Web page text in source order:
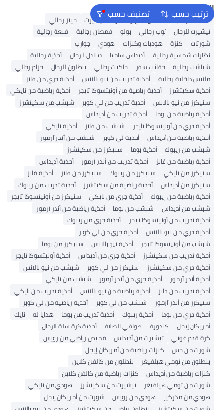
ترتيب حسب تصنيف حسب البحث الشائع
محفظة رجالية ملابس الحج والعمرة تيشيرت
جينز رجالي
تيشيرت للرجال
ثوب رجالي بولو قمصان رجالية
قبعة رجالية
شورتات
كنزة هوديات وكنزات هودي
جوارب
نظارات شمسية رجالية
أديداس سامبا صنادل للرجال
أحذية رجالية
شباشب رجالية
حقائب سفر جاكيت رجالي بنطلون للرجال
حزام رجالي
ملابس داخلية رجالية
أحذية تدريب من نيو بالانس
أحذية جري من فانز
أحذية سكيتشرز
أحذية رياضية من أونيتسوكا تايجر
أحذية رياضية من نايكي
سنيكرز من نيو بالانس
أحذية تدريب من لي كوبر
شبشب من سكيتشرز
أحذية رياضية من بوما
أحذية تدريب من أديداس
أحذية جري من أونيتسوكا تايجر
شبشب من فانز
أحذية نايكي
أحذية رياضية من أديداس
أحذية لي كوبر
شبشب من أندر آرمور
شبشب من ريبوك
أحذية بوما
سنيكرز من سكيتشرز
أحذية رياضية من فانز
أحذية تدريب من أندر آرمور
أحذية أديداس
سنيكرز من نايكي
سنيكرز من ريبوك سنيكرز من فانز
أحذية فانز
سنيكرز من أديداس
أحذية رياضية من سكيتشرز
أحذية تدريب من ريبوك
أحذية رياضية من ريبوك
أحذية جري من نايكي
سنيكرز من أونيتسوكا تايجر
شبشب من أديداس
شبشب من بوما
أحذية رياضية من أندر آرمور
أحذية تدريب من أونيتسوكا تايجر
أحذية جري من ريبوك
أحذية جري من نيو بالانس
أحذية جري من لي كوبر
شبشب من أونيتسوكا تايجر
أحذية نيو بالانس
سنيكرز من بوما
أحذية تدريب من سكيتشرز
أحذية جري من أديداس
أحذية أونيتسوكا تايجر
أحذية جري من سكيتشرز
سنيكرز من لي كوبر
شبشب من نيو بالانس
أحذية أندر آرمور
أحذية جري من أندر آرمور
شبشب من نايكي
أحذية تدريب من فانز
أحذية رياضية من نيو بالانس
أحذية تدريب من نايكي
سنيكرز من أندر آرمور
شبشب من لي كوبر
أحذية رياضية من لي كوبر
أحذية جري من بوما
أحذية ريبوك أحذية تدريب من بوما هدايا له
نايك
أمريكان إيجل
كندورة طواقي الصلاة
أحذية كرة سلة للرجال
كرة قدم غوتي
تيشيرت من أديداس
قميص رياضي من رويس
شورت من جس
كنزات رياضية من أمريكان إيجل
بنطلون من تومي هيلفيغر
بنطلون من كالفن كلاين
كنزات رياضية من أديداس
كنزات رياضية من كالفن كلاين
شورت من تومي هيلفيغر
تيشيرت من سكيتشرز
هودي من نايكي
هودي من مذركير
هودي من رويس
شورت من أمريكان إيجل